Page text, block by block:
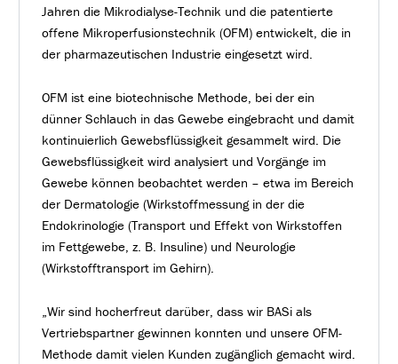
Jahren die Mikrodialyse-Technik und die patentierte
offene Mikroperfusionstechnik (OFM) entwickelt, die in
der pharmazeutischen Industrie eingesetzt wird.
OFM ist eine biotechnische Methode, bei der ein
dünner Schlauch in das Gewebe eingebracht und damit
kontinuierlich Gewebsflüssigkeit gesammelt wird. Die
Gewebsflüssigkeit wird analysiert und Vorgänge im
Gewebe können beobachtet werden – etwa im Bereich
der Dermatologie (Wirkstoffmessung in der die
Endokrinologie (Transport und Effekt von Wirkstoffen
im Fettgewebe, z. B. Insuline) und Neurologie
(Wirkstofftransport im Gehirn).
„Wir sind hocherfreut darüber, dass wir BASi als
Vertriebspartner gewinnen konnten und unsere OFM-
Methode damit vielen Kunden zugänglich gemacht wird.